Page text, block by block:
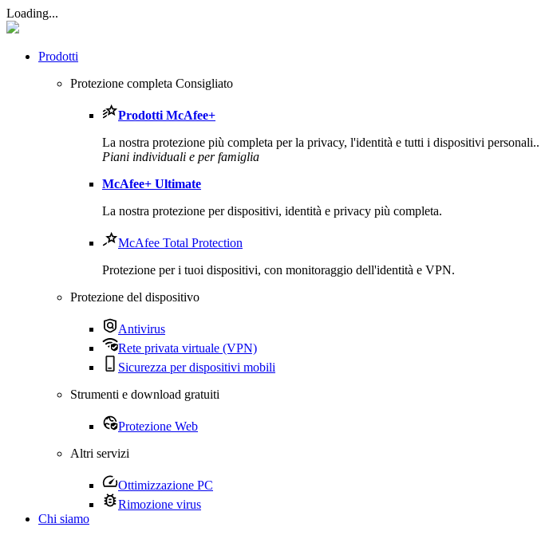
Loading...
Prodotti
Protezione completa Consigliato
Prodotti McAfee+
La nostra protezione più completa per la privacy, l'identità e tutti i dispositivi personali..​
Piani individuali e per famiglia
McAfee+ Ultimate
La nostra protezione per dispositivi, identità e privacy più completa.
McAfee Total Protection
Protezione per i tuoi dispositivi, con monitoraggio dell'identità e VPN.
Protezione del dispositivo
Antivirus
Rete privata virtuale (VPN)
Sicurezza per dispositivi mobili
Strumenti e download gratuiti
Protezione Web
Altri servizi
Ottimizzazione PC
Rimozione virus
Chi siamo